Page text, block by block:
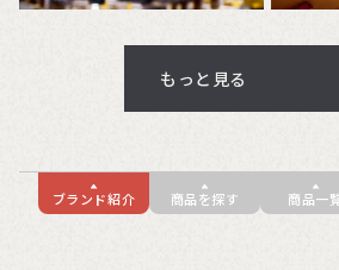
工場内はほとんど無人化されており、
されています。基本的には24時間・年
もっと見る
ブランド紹介 商品を探す 商品一